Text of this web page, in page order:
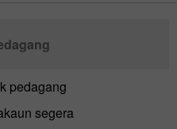
pedagang
segera